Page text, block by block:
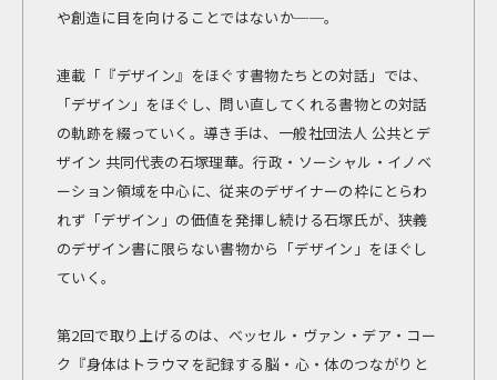
や創造に目を向けることではないか──。
連載「『デザイン』をほぐす書物たちとの対話」では、
「デザイン」をほぐし、問い直してくれる書物との対話
の軌跡を綴っていく。導き手は、一般社団法人 公共とデ
ザイン 共同代表の石塚理華。行政・ソーシャル・イノベ
ーション領域を中心に、従来のデザイナーの枠にとらわ
れず「デザイン」の価値を発揮し続ける石塚氏が、狭義
のデザイン書に限らない書物から「デザイン」をほぐし
ていく。
第2回で取り上げるのは、べッセル・ヴァン・デア・コー
ク『身体はトラウマを記録する――脳・心・体のつながりと